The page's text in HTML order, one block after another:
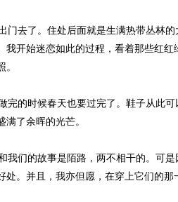
去了。住处后面就是生满热带丛林
开始迷恋如此的过程，看着那些红
的时候春天也要过完了。鞋子从此可
了余晖的光芒。
们的故事是陌路，两不相干的。可是
。并且，我亦但愿，在穿上它们的